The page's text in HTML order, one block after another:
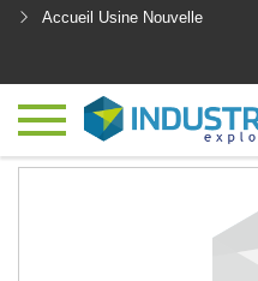
Accueil Usine Nouvelle